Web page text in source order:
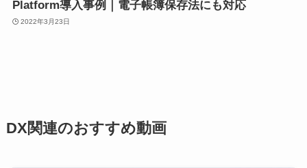
Platform導入事例｜電子帳簿保存法にも対応
2022年3月23日
DX関連のおすすめ動画